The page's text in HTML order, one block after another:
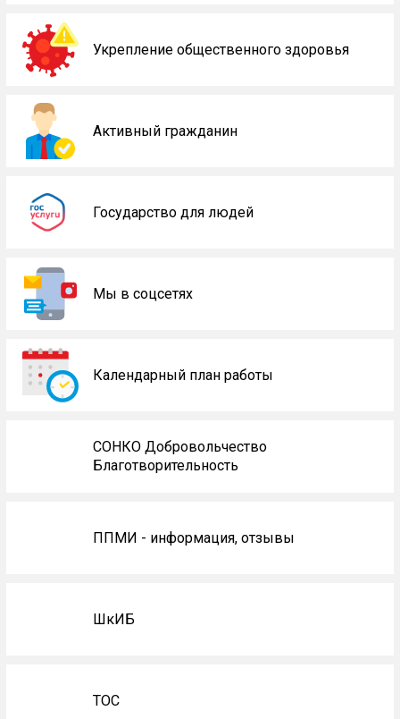
Укрепление общественного здоровья
Активный гражданин
Государство для людей
Мы в соцсетях
Календарный план работы
СОНКО Добровольчество
Благотворительность
ППМИ - информация, отзывы
ШкИБ
ТОС